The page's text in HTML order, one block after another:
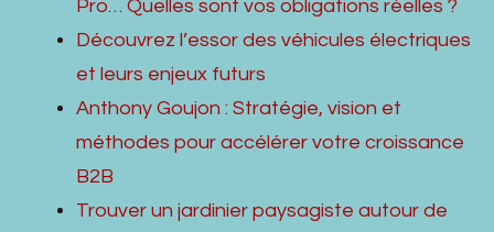
Pro… Quelles sont vos obligations réelles ?
Découvrez l’essor des véhicules électriques
et leurs enjeux futurs
Anthony Goujon : Stratégie, vision et
méthodes pour accélérer votre croissance
B2B
Trouver un jardinier paysagiste autour de